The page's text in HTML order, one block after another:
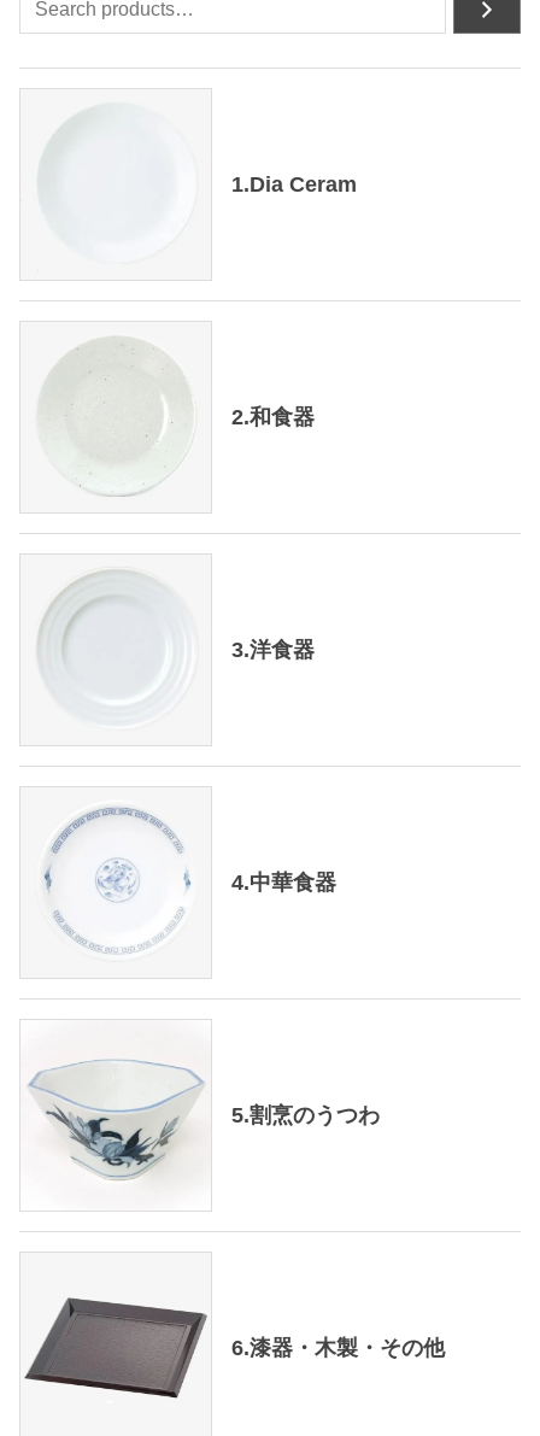
1.Dia Ceram
2.和食器
3.洋食器
4.中華食器
5.割烹のうつわ
6.漆器・木製・その他